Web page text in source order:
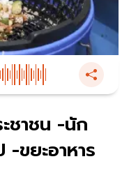
ชาชน -นัก
-ขยะอาหาร